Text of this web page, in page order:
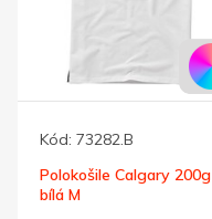
Kód: 73282.B
Polokošile Calgary 200g
bílá M